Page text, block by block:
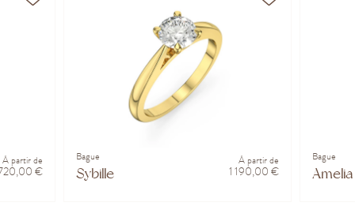
À partir de
€
Bague
Sybille
À partir de
1 190,00 €
Bague
Amelia